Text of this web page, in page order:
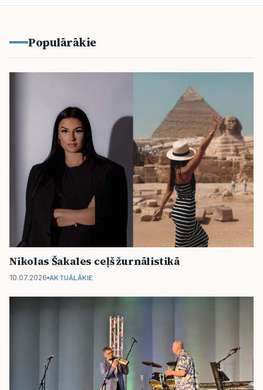
Populārākie
Nikolas Šakales ceļš žurnālistikā
10.07.2026 AKTUĀLĀKIE